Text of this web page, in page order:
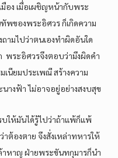
อง เมื่อเผชิญหน้ากับพระ
พของพระอิศวร ก็เกิดความ
ถามไปว่าตนเองทำผิดอันใด
พระอิศวรจึงตอบว่ามึงผิดคำ
นียมประเพณี สร้างความ
างฟ้า ไม่อาจอยู่อย่างสงบสุข
บให้มันได้รู้ไปว่าถ้าแพ้ก็แพ้
ต้องตาย จึงสั่งเหล่าทหารให้
หาญ ฝ่ายพระขันทกุมารก็นำ